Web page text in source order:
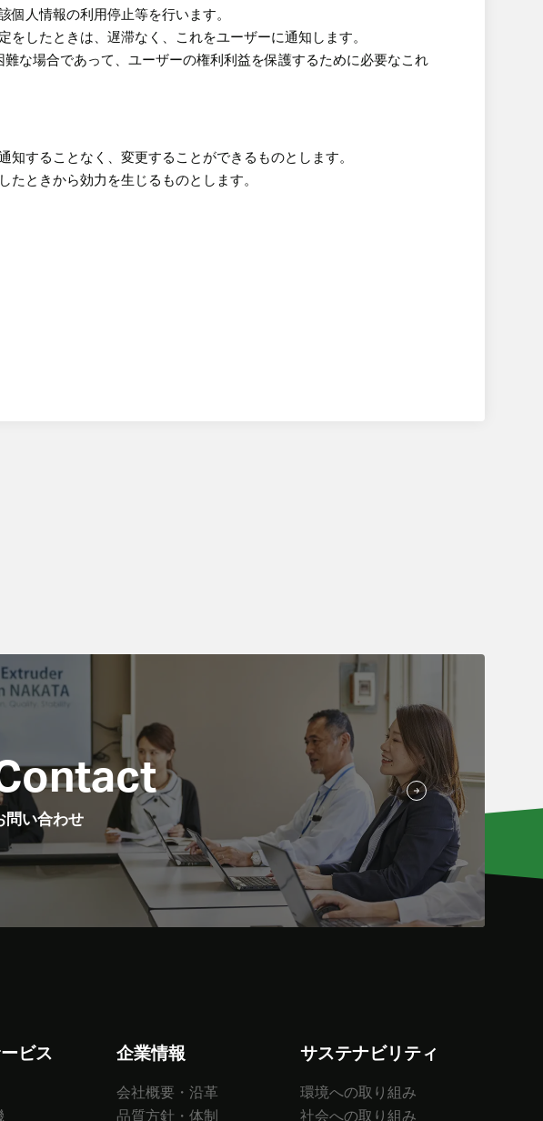
人情報の利用停止等を行います。
したときは、遅滞なく、これをユーザーに通知します。
な場合であって、ユーザーの権利利益を保護するために必要なこれ
することなく、変更することができるものとします。
ときから効力を生じるものとします。
問い合わせ
ビス 企業情報
会社概要・沿革
品質方針・体制
サステナビリティ
環境への取り組み
社会への取り組み